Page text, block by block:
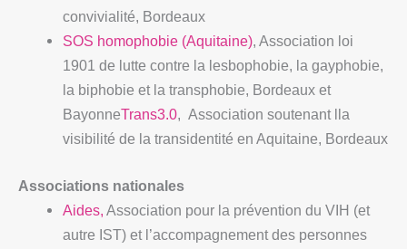
convivialité, Bordeaux
SOS homophobie (Aquitaine), Association loi
1901 de lutte contre la lesbophobie, la gayphobie,
la biphobie et la transphobie, Bordeaux et
BayonneTrans3.0, Association soutenant lla
visibilité de la transidentité en Aquitaine, Bordeaux
Associations nationales
Aides, Association pour la prévention du VIH (et
autre IST) et l’accompagnement des personnes